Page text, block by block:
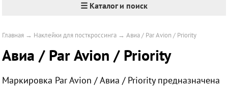
☰ Каталог и поиск
Главная → Наклейки для посткроссинга →Авиа / Par Avion / Priority
Авиа / Par Avion / Priority
Маркировка Par Avion / Авиа / Priority предназначена